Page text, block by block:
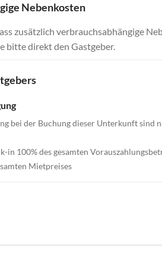
Nebenkosten
zusätzlich verbrauchsabhängige
bitte direkt den Gastgeber.
bei der Buchung dieser Unterkunft sind
in 100% des gesamten
Mietpreises